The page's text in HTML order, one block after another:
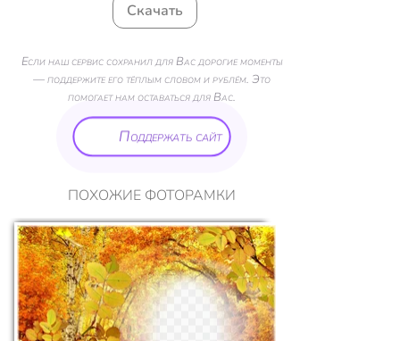
Скачать
Если наш сервис сохранил для Вас дорогие моменты
— поддержите его тёплым словом и рублём. Это
помогает нам оставаться для Вас.
Поддержать сайт
ПОХОЖИЕ ФОТОРАМКИ